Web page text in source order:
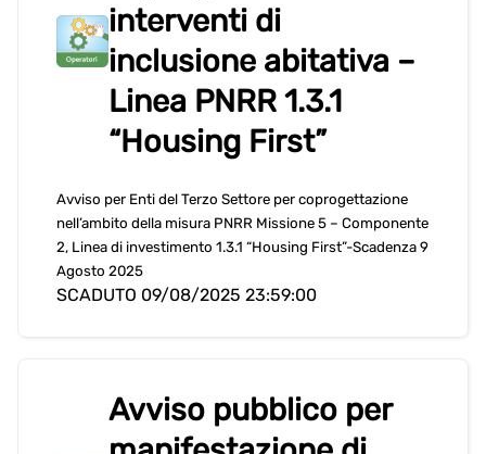
interventi di
inclusione abitativa –
Linea PNRR 1.3.1
“Housing First”
Avviso per Enti del Terzo Settore per coprogettazione
nell’ambito della misura PNRR Missione 5 – Componente
2, Linea di investimento 1.3.1 “Housing First”-Scadenza 9
Agosto 2025
SCADUTO 09/08/2025 23:59:00
Avviso pubblico per